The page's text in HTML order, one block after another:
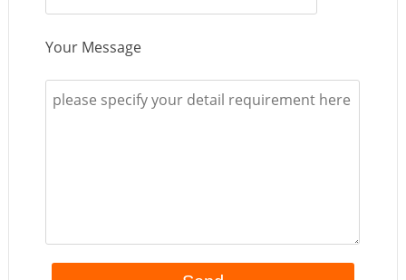
Your Message